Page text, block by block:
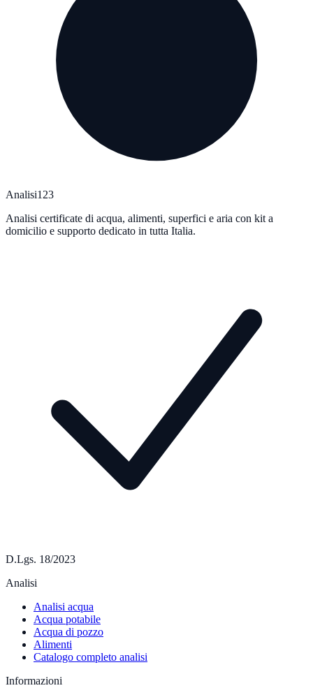
Analisi123
Analisi certificate di acqua, alimenti, superfici e aria con kit a
domicilio e supporto dedicato in tutta Italia.
D.Lgs. 18/2023
Analisi
Analisi acqua
Acqua potabile
Acqua di pozzo
Alimenti
Catalogo completo analisi
Informazioni